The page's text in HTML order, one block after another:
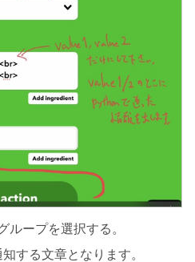
ループを選択する。
する文章となります。